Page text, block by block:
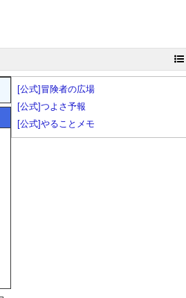
[公式]冒険者の広場
[公式]つよさ予報
[公式]やることメモ